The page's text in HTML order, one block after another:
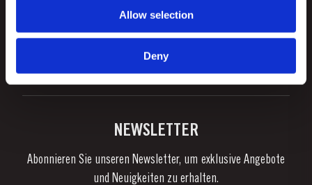
Allow selection
Deny
Unternehmensverantwortung
Datenschutzpolitik
Links
Was Ist Portwein?
Portwein kaufen
Nachrichten
FOLLOW US
Twitter
NEWSLETTER
Abonnieren Sie unseren Newsletter, um exklusive Angebote
und Neuigkeiten zu erhalten.